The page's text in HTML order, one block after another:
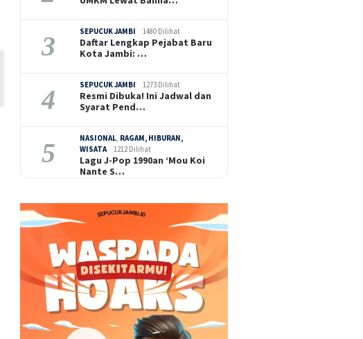
3 SEPUCUK JAMBI 1480 Dilihat
Daftar Lengkap Pejabat Baru
Kota Jambi: …
4 SEPUCUK JAMBI 1273 Dilihat
Resmi Dibuka! Ini Jadwal dan
Syarat Pend…
5 NASIONAL RAGAM, HIBURAN,
WISATA
1212 Dilihat
Lagu J-Pop 1990an ‘Mou Koi
Nante S…